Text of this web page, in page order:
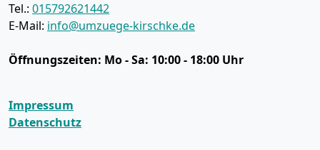
Tel.: 015792621442
E-Mail: info@umzuege-kirschke.de
Öffnungszeiten: Mo - Sa: 10:00 - 18:00 Uhr
Impressum
Datenschutz